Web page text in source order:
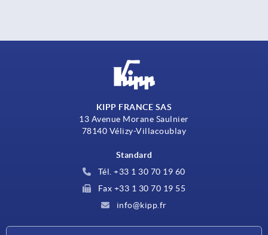
KIPP FRANCE SAS
13 Avenue Morane Saulnier
78140 Vélizy-Villacoublay
Standard
Tél. +33 1 30 70 19 60
Fax +33 1 30 70 19 55
info@kipp.fr